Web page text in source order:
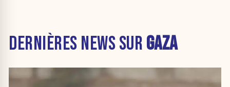
DERNIÈRES NEWS SUR GAZA